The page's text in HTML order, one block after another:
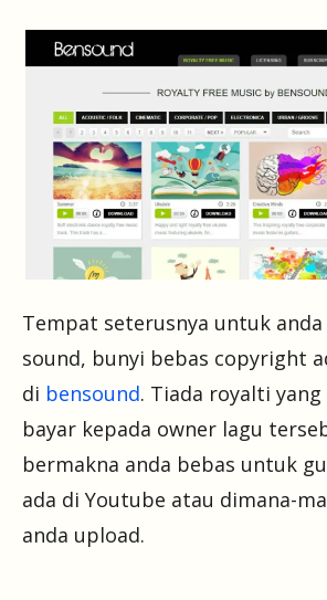
Tempat seterusnya untuk
sound, bunyi bebas copyright
di bensound. Tiada royalti
bayar kepada owner lagu
bermakna anda bebas untuk
ada di Youtube atau dimana-
anda upload.